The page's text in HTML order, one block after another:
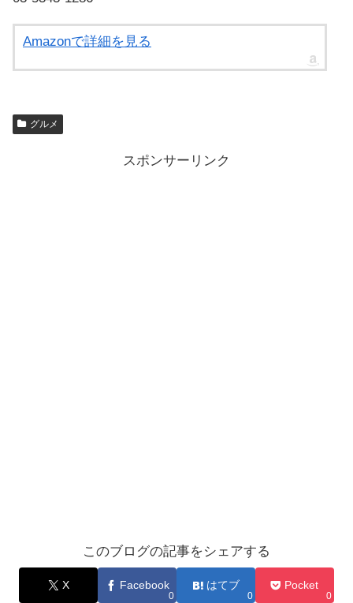
Amazonで詳細を見る
グルメ
スポンサーリンク
このブログの記事をシェアする
X Facebook
0
はてブ
0
Pocket
0